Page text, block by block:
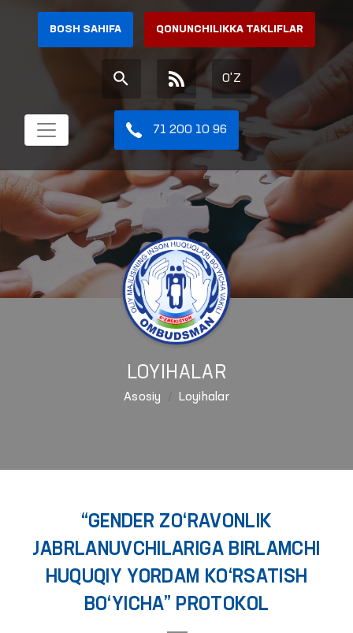
BOSH SAHIFA QONUNCHILIKKA TAKLIFLAR
O'Z
71 200 10 96
LOYIHALAR
Asosiy Loyihalar
“GENDER ZO‘RAVONLIK
JABRLANUVCHILARIGA BIRLAMCHI
HUQUQIY YORDAM KO‘RSATISH
BO‘YICHA” PROTOKOL